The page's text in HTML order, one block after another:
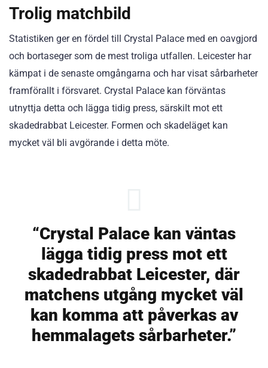
Trolig matchbild
Statistiken ger en fördel till Crystal Palace med en oavgjord
och bortaseger som de mest troliga utfallen. Leicester har
kämpat i de senaste omgångarna och har visat sårbarheter
framförallt i försvaret. Crystal Palace kan förväntas
utnyttja detta och lägga tidig press, särskilt mot ett
skadedrabbat Leicester. Formen och skadeläget kan
mycket väl bli avgörande i detta möte.
“Crystal Palace kan väntas
lägga tidig press mot ett
skadedrabbat Leicester, där
matchens utgång mycket väl
kan komma att påverkas av
hemmalagets sårbarheter.”